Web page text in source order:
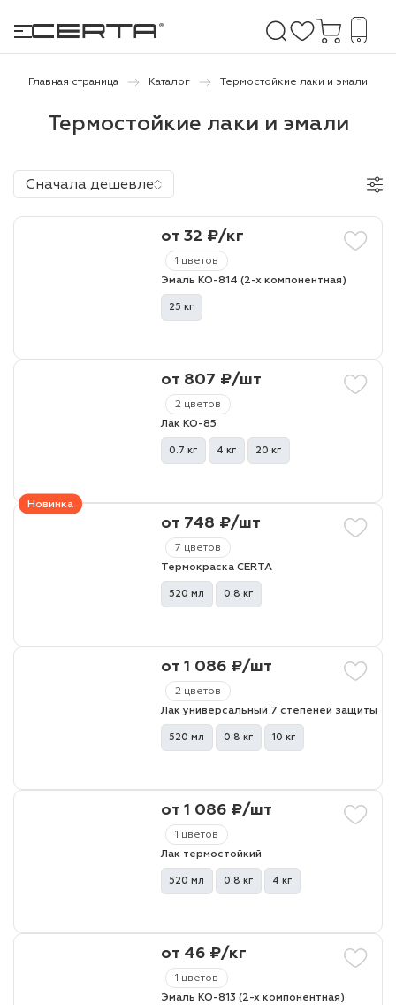
покрытия
и дачи
Главная страница Каталог Термостойкие лаки и эмали
Термостойкие лаки и эмали
Сначала дешевле
1 цветов
от 32 ₽/кг
Эмаль КО-814 (2-х компонентная)
25 кг
2 цветов
от 807 ₽/шт
Лак КО-85
0.7 кг 4 кг 20 кг
Новинка
7 цветов
от 748 ₽/шт
Термокраска CERTA
520 мл 0.8 кг
2 цветов
от 1 086 ₽/шт
Лак универсальный 7 степеней защиты
520 мл 0.8 кг 10 кг
1 цветов
от 1 086 ₽/шт
Лак термостойкий
520 мл 0.8 кг 4 кг
1 цветов
от 46 ₽/кг
Эмаль КО-813 (2-х компонентная)